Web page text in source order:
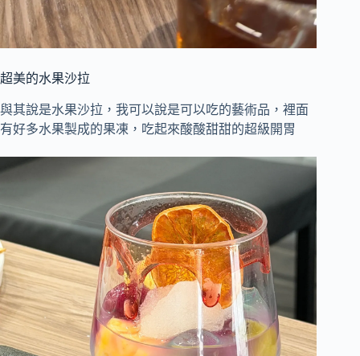
超美的水果沙拉
與其說是水果沙拉，我可以說是可以吃的藝術品，裡面
有好多水果製成的果凍，吃起來酸酸甜甜的超級開胃